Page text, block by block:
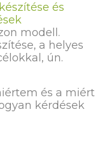
és
modell.
a helyes
ún.
és a miért
kérdések